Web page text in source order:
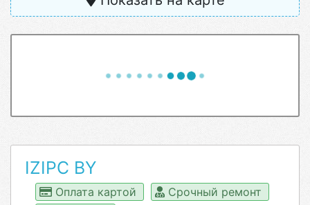
IZIPC BY
Оплата картой
Срочный ремонт